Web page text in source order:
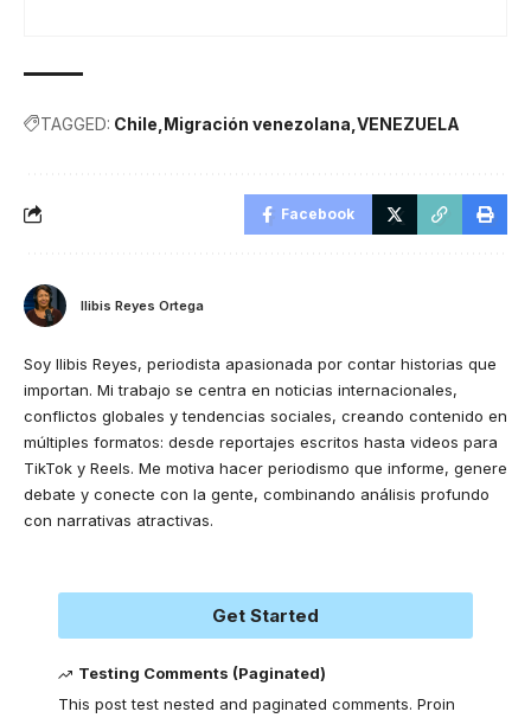
TAGGED: Chile Migración venezolana VENEZUELA
Facebook
Ilibis Reyes Ortega
Soy Ilibis Reyes, periodista apasionada por contar historias que
importan. Mi trabajo se centra en noticias internacionales,
conflictos globales y tendencias sociales, creando contenido en
múltiples formatos: desde reportajes escritos hasta videos para
TikTok y Reels. Me motiva hacer periodismo que informe, genere
debate y conecte con la gente, combinando análisis profundo
con narrativas atractivas.
Get Started
Testing Comments (Paginated)
This post test nested and paginated comments. Proin